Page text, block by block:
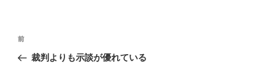
投
ナ
過
去
前
裁判よりも示談が優れている